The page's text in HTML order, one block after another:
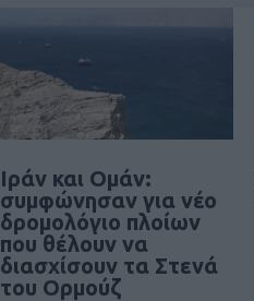
Ιράν και Ομάν:
συμφώνησαν για νέο
δρομολόγιο πλοίων
που θέλουν να
διασχίσουν τα Στενά
του Ορμούζ